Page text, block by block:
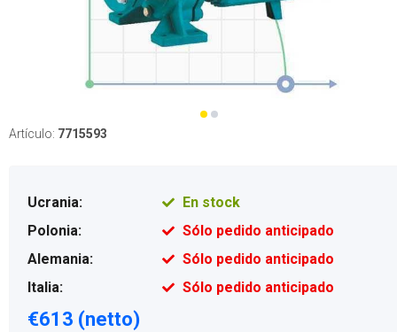
Artículo: 7715593
Ucrania:
En stock
Polonia:
Sólo pedido anticipado
Alemania:
Sólo pedido anticipado
Italia:
Sólo pedido anticipado
€613 (netto)